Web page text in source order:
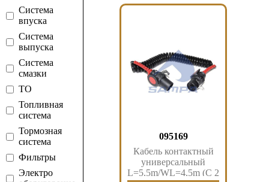
Система
впуска
Система
выпуска
Система
смазки
ТО
Топливная
система
Тормозная
система
Фильтры
Электро
095169
Кабель контактный
универсальный
L=5,5m/WL=4,5m (С 2